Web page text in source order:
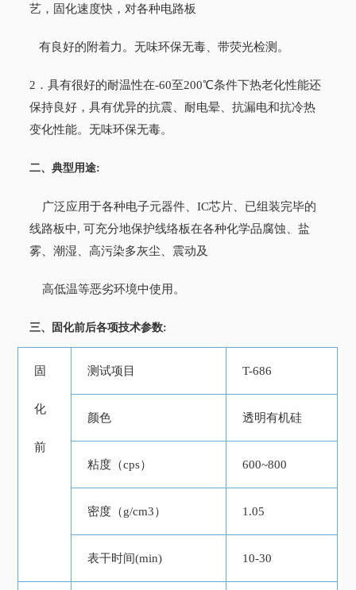
艺，固化速度快，对各种电路板
有良好的附着力。无味环保无毒、带荧光检测。
2．具有很好的耐温性在-60至200℃条件下热老化性能还
保持良好，具有优异的抗震、耐电晕、抗漏电和抗冷热
变化性能。无味环保无毒。
二、典型用途:
广泛应用于各种电子元器件、IC芯片、已组装完毕的
线路板中, 可充分地保护线络板在各种化学品腐蚀、盐
雾、潮湿、高污染多灰尘、震动及
高低温等恶劣环境中使用。
三、固化前后各项技术参数:
固
化
前
测试项目 T-686
颜色 透明有机硅
粘度（cps） 600~800
密度（g/cm3） 1.05
表干时间(min) 10-30